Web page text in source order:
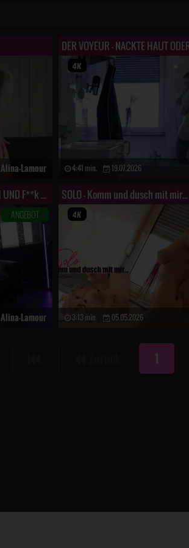
Alina-Lamour 4:41 min. 19.07.2026
DIE GEPLATZTE F**kPARTY - KOMM UND F**k MICH ENDLICH!!!
ANGEBOT
Alina-Lamour
SOLO - Komm und dusch mit mir...
3:13 min. 05.05.2026
1